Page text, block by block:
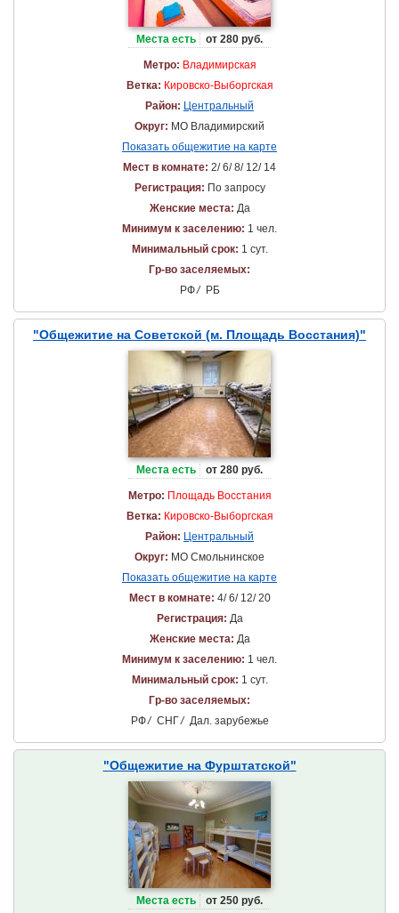
Места есть от 280 руб.
Метро: Владимирская
Ветка: Кировско-Выборгская
Район: Центральный
Округ: МО Владимирский
Показать общежитие на карте
Мест в комнате: 2/ 6/ 8/ 12/ 14
Регистрация: По запросу
Женские места: Да
Минимум к заселению: 1 чел.
Минимальный срок: 1 сут.
Гр-во заселяемых:
РФ/ РБ
"Общежитие на Советской (м. Площадь Восстания)"
Места есть от 280 руб.
Метро: Площадь Восстания
Ветка: Кировско-Выборгская
Район: Центральный
Округ: МО Смольнинское
Показать общежитие на карте
Мест в комнате: 4/ 6/ 12/ 20
Регистрация: Да
Женские места: Да
Минимум к заселению: 1 чел.
Минимальный срок: 1 сут.
Гр-во заселяемых:
РФ/ СНГ/ Дал. зарубежье
"Общежитие на Фурштатской"
Места есть от 250 руб.